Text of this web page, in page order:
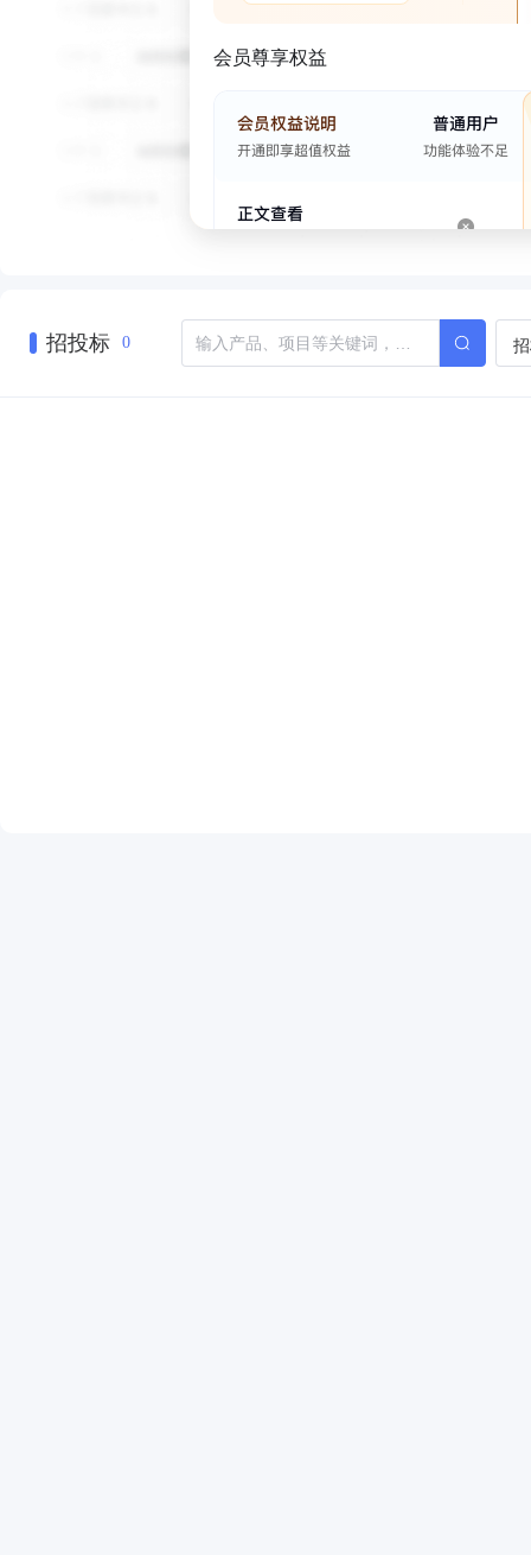
会员尊享权益
招投标 0